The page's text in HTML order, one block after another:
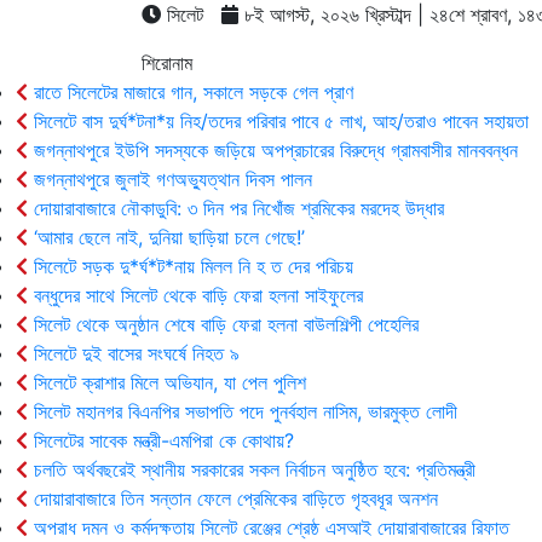
সিলেট
৮ই আগস্ট, ২০২৬ খ্রিস্টাব্দ | ২৪শে শ্রাবণ,
শিরোনাম
রাতে সিলেটের মাজারে গান, সকালে সড়কে গেল প্রাণ
সিলেটে বাস দুর্ঘ*টনা*য় নিহ/তদের পরিবার পাবে ৫ লাখ, আহ/তরাও পাবেন সহায়তা
জগন্নাথপুরে ইউপি সদস্যকে জড়িয়ে অপপ্রচারের বিরুদ্ধে গ্রামবাসীর মানববন্ধন
জগন্নাথপুরে জুলাই গণঅভ্যুত্থান দিবস পালন
দোয়ারাবাজারে নৌকাডুবি: ৩ দিন পর নিখোঁজ শ্রমিকের মরদেহ উদ্ধার
‘আমার ছেলে নাই, দুনিয়া ছাড়িয়া চলে গেছে!’
সিলেটে সড়ক দু*র্ঘ*ট*নায় মিলল নি হ ত দের পরিচয়
বন্ধুদের সাথে সিলেট থেকে বাড়ি ফেরা হলনা সাইফুলের
সিলেট থেকে অনুষ্ঠান শেষে বাড়ি ফেরা হলনা বাউলশিল্পী পেহেলির
সিলেটে দুই বাসের সংঘর্ষে নিহত ৯
সিলেটে ক্রাশার মিলে অভিযান, যা পেল পুলিশ
সিলেট মহানগর বিএনপির সভাপতি পদে পুনর্বহাল নাসিম, ভারমুক্ত লোদী
সিলেটের সাবেক মন্ত্রী-এমপিরা কে কোথায়?
চলতি অর্থবছরেই স্থানীয় সরকারের সকল নির্বাচন অনুষ্ঠিত হবে: প্রতিমন্ত্রী
দোয়ারাবাজারে তিন সন্তান ফেলে প্রেমিকের বাড়িতে গৃহবধূর অনশন
অপরাধ দমন ও কর্মদক্ষতায় সিলেট রেঞ্জের শ্রেষ্ঠ এসআই দোয়ারাবাজারের রিফাত